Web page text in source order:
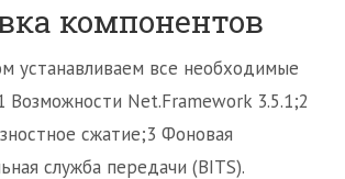
компонентов
устанавливаем все необходимые
Возможности Net.Framework 3.5.1;2
сжатие;3 Фоновая
служба передачи (BITS).